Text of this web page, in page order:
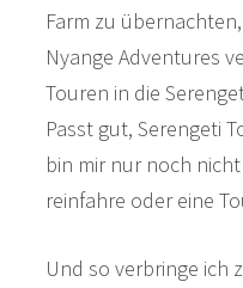
Farm zu
Nyange Adventures
Touren in die
Passt gut, Serengeti
bin mir nur noch
reinfahre oder eine
Und so verbringe ich